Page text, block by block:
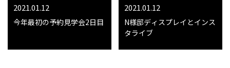
2021.01.12
今年最初の予約見学会2日目
2021.01.12
N様邸ディスプレイとインス
タライブ